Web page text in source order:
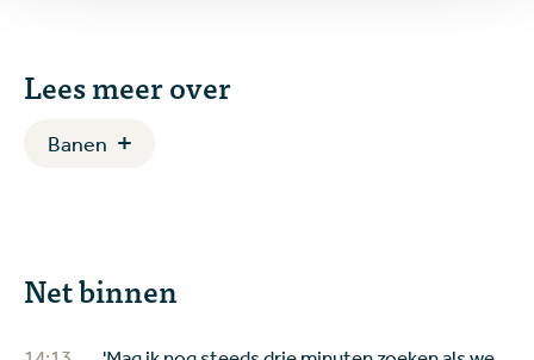
Lees meer over
Banen
Net binnen